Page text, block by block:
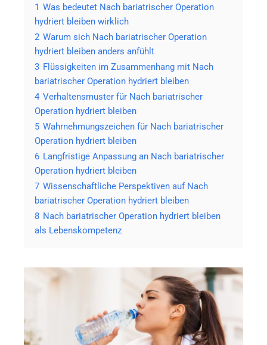
1 Was bedeutet Nach bariatrischer Operation
hydriert bleiben wirklich
2 Warum sich Nach bariatrischer Operation
hydriert bleiben anders anfühlt
3 Flüssigkeiten im Zusammenhang mit Nach
bariatrischer Operation hydriert bleiben
4 Verhaltensmuster für Nach bariatrischer
Operation hydriert bleiben
5 Wahrnehmungszeichen für Nach bariatrischer
Operation hydriert bleiben
6 Langfristige Anpassung an Nach bariatrischer
Operation hydriert bleiben
7 Wissenschaftliche Perspektiven auf Nach
bariatrischer Operation hydriert bleiben
8 Nach bariatrischer Operation hydriert bleiben
als Lebenskompetenz